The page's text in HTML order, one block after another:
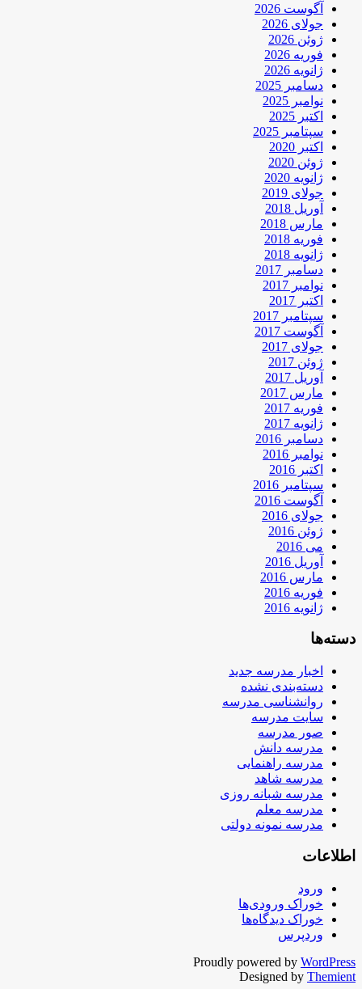
آگوست 2026
جولای 2026
ژوئن 2026
فوریه 2026
ژانویه 2026
دسامبر 2025
نوامبر 2025
اکتبر 2025
سپتامبر 2025
اکتبر 2020
ژوئن 2020
ژانویه 2020
جولای 2019
آوریل 2018
مارس 2018
فوریه 2018
ژانویه 2018
دسامبر 2017
نوامبر 2017
اکتبر 2017
سپتامبر 2017
آگوست 2017
جولای 2017
ژوئن 2017
آوریل 2017
مارس 2017
فوریه 2017
ژانویه 2017
دسامبر 2016
نوامبر 2016
اکتبر 2016
سپتامبر 2016
آگوست 2016
جولای 2016
ژوئن 2016
می 2016
آوریل 2016
مارس 2016
فوریه 2016
ژانویه 2016
دسته‌ها
اخبار مدرسه جدید
دسته‌بندی نشده
روانشناسی مدرسه
سایت مدرسه
صور مدرسه
مدرسه دانش
مدرسه راهنمایی
مدرسه شاهد
مدرسه شبانه روزی
مدرسه معلم
مدرسه نمونه دولتی
اطلاعات
ورود
خوراک ورودی‌ها
خوراک دیدگاه‌ها
وردپرس
Proudly powered by WordPress
Designed by Themient